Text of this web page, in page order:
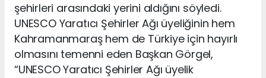
şehirleri arasındaki yerini aldığını söyledi.
UNESCO Yaratıcı Şehirler Ağı üyeliğinin hem
Kahramanmaraş hem de Türkiye için hayırlı
olmasını temenni eden Başkan Görgel,
“UNESCO Yaratıcı Şehirler Ağı üyelik